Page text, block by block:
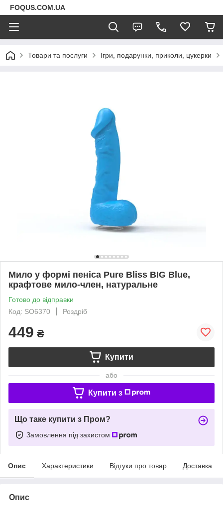
FOQUS.COM.UA
Товари та послуги Ігри, подарунки, приколи, цукерки
Мило у формі пеніса Pure Bliss BIG Blue,
крафтове мило-член, натуральне
Готово до відправки
Код: SO6370
Роздріб
449 ₴
Купити
або
Купити з
Що таке купити з Пром?
Замовлення під захистом
Опис Характеристики Відгуки про товар Доставка
Опис